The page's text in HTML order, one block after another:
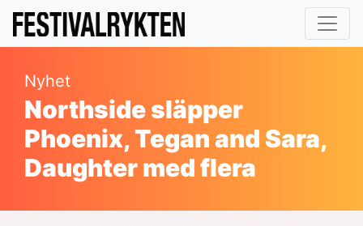
Nyhet
Northside släpper
Phoenix, Tegan and Sara,
Daughter med flera